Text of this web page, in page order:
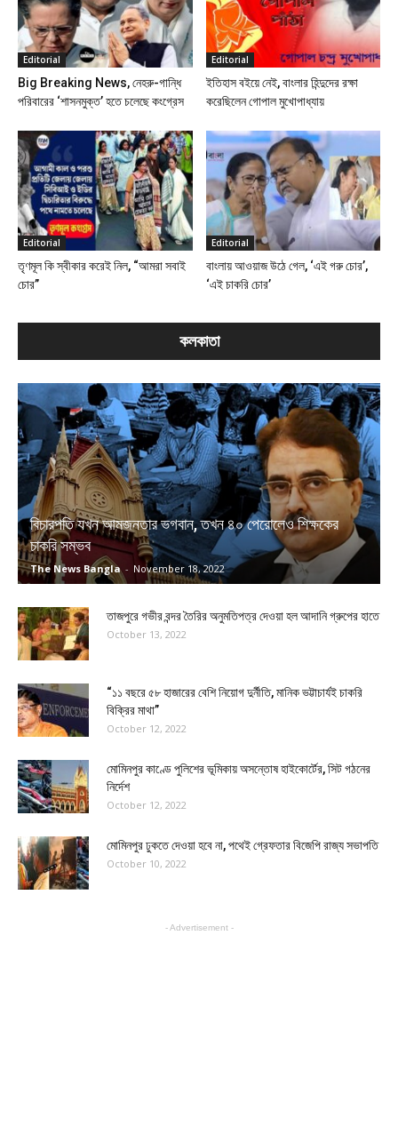
Editorial
Big Breaking News, নেহরু-গান্ধি
পরিবারের ‘শাসনমুক্ত’ হতে চলেছে কংগ্রেস
Editorial
ইতিহাস বইয়ে নেই, বাংলার হিন্দুদের রক্ষা
করেছিলেন গোপাল মুখোপাধ্যায়
Editorial
তৃণমূল কি স্বীকার করেই নিল, “আমরা সবাই
চোর”
Editorial
বাংলায় আওয়াজ উঠে গেল, ‘এই গরু চোর’,
‘এই চাকরি চোর’
কলকাতা
বিচারপতি যখন আমজনতার ভগবান, তখন ৪০ পেরোলেও শিক্ষকের
চাকরি সম্ভব
The News Bangla - November 18, 2022
তাজপুরে গভীর বন্দর তৈরির অনুমতিপত্র দেওয়া হল আদানি গ্রুপের হাতে
October 13, 2022
“১১ বছরে ৫৮ হাজারের বেশি নিয়োগ দুর্নীতি, মানিক ভট্টাচার্যই চাকরি
বিক্রির মাথা”
October 12, 2022
মোমিনপুর কাণ্ডে পুলিশের ভূমিকায় অসন্তোষ হাইকোর্টের, সিট গঠনের
নির্দেশ
October 12, 2022
মোমিনপুর ঢুকতে দেওয়া হবে না, পথেই গ্রেফতার বিজেপি রাজ্য সভাপতি
October 10, 2022
- Advertisement -